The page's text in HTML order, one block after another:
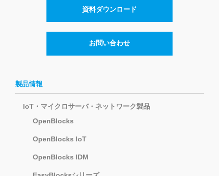
資料ダウンロード
お問い合わせ
製品情報
IoT・マイクロサーバ・ネットワーク製品
OpenBlocks
OpenBlocks IoT
OpenBlocks IDM